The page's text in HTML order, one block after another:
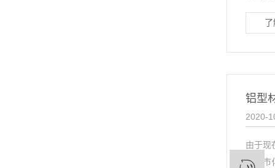
铝型
2020-
由于
益城